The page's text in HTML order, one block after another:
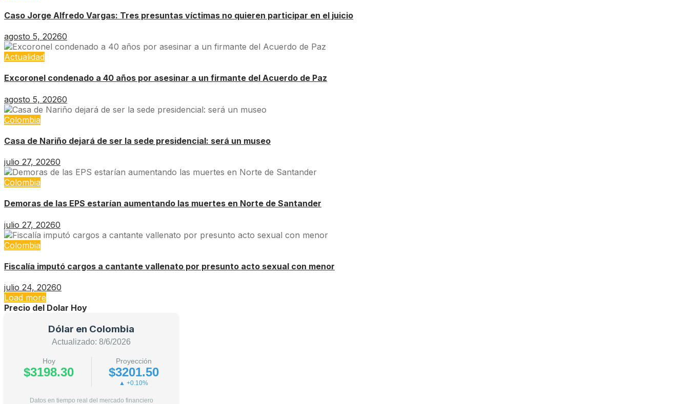
Caso Jorge Alfredo Vargas: Tres presuntas víctimas no quieren participar en el juicio
agosto 5, 20260
Actualidad
Excoronel condenado a 40 años por asesinar a un firmante del Acuerdo de Paz
agosto 5, 20260
Colombia
Casa de Nariño dejará de ser la sede presidencial: será un museo
julio 27, 20260
Colombia
Demoras de las EPS estarían aumentando las muertes en Norte de Santander
julio 27, 20260
Colombia
Fiscalía imputó cargos a cantante vallenato por presunto acto sexual con menor
julio 24, 20260
Load more
Precio del Dolar Hoy
Dólar en Colombia
Actualizado: 8/6/2026
Hoy
$3198.30
Proyección
$3201.50
▲ +0.10%
Datos en tiempo real del mercado financiero